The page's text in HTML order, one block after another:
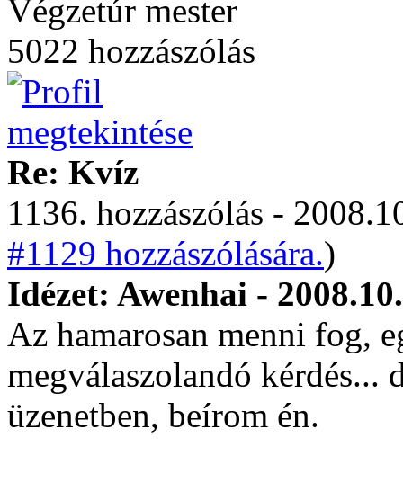
Végzetúr mester
5022 hozzászólás
Re: Kvíz
1136. hozzászólás -
#1129 hozzászólására.)
Idézet: Awenhai -
Az hamarosan menni fog,
megválaszolandó kérdés...
üzenetben, beírom én.